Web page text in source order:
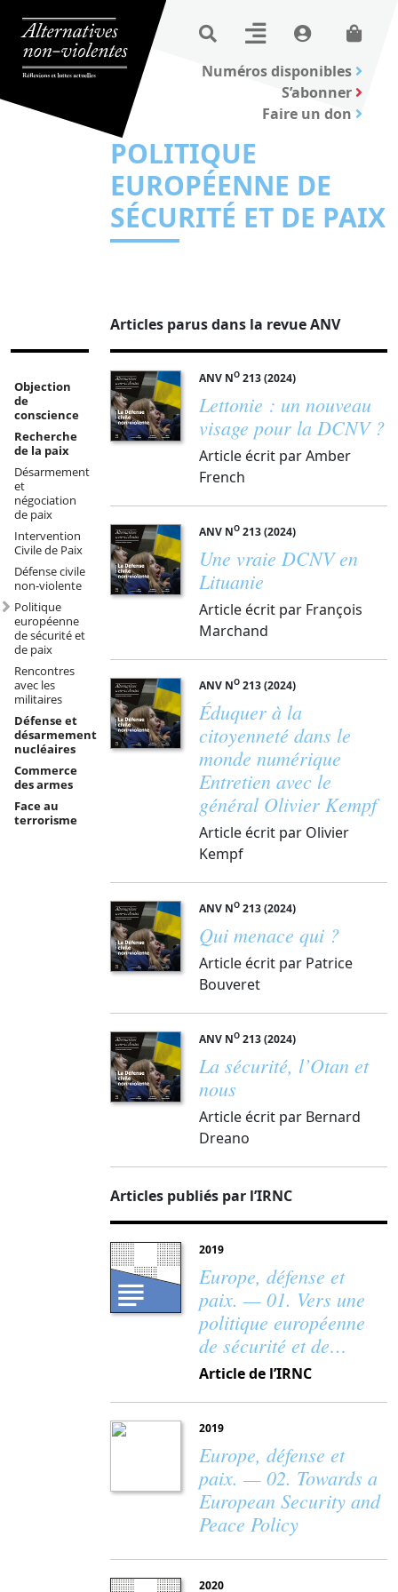
Numéros disponibles
S’abonner
Faire un don
POLITIQUE
EUROPÉENNE DE
SÉCURITÉ ET DE PAIX
Objection
de
conscience
Recherche
de la paix
Désarmement
et
négociation
de paix
Intervention
Civile de Paix
Défense civile
non-violente
Politique
européenne
de sécurité et
de paix
Rencontres
avec les
militaires
Défense et
désarmement
nucléaires
Commerce
des armes
Face au
terrorisme
Articles parus dans la revue ANV
ANV NO 213 (2024)
Lettonie : un nouveau
visage pour la DCNV ?
Article écrit par Amber
French
ANV NO 213 (2024)
Une vraie DCNV en
Lituanie
Article écrit par François
Marchand
ANV NO 213 (2024)
Éduquer à la
citoyenneté dans le
monde numérique
Entretien avec le
général Olivier Kempf
Article écrit par Olivier
Kempf
ANV NO 213 (2024)
Qui menace qui ?
Article écrit par Patrice
Bouveret
ANV NO 213 (2024)
La sécurité, l’Otan et
nous
Article écrit par Bernard
Dreano
Articles publiés par l’IRNC
2019
Europe, défense et
paix. — 01. Vers une
politique européenne
de sécurité et de…
Article de l’IRNC
2019
Europe, défense et
paix. — 02. Towards a
European Security and
Peace Policy
2020